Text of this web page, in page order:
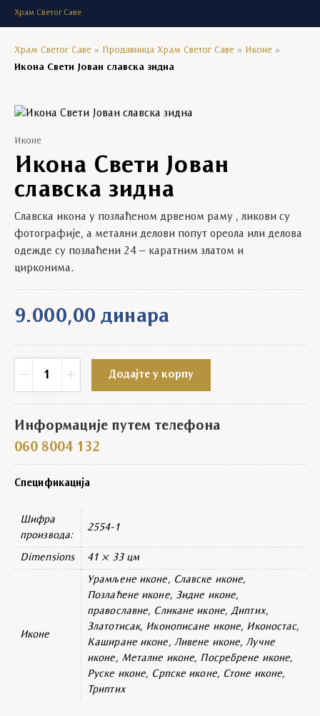
Храм Светог Саве
Храм Светог Саве » Продавница Храм Светог Саве » Иконе »
Икона Свети Јован славска зидна
Иконе
Икона Свети Јован
славска зидна
9.000,00динара
Славска икона у позлаћеном дрвеном раму , ликови су
фотографије, а метални делови попут ореола или делова
одежде су позлаћени 24 – каратним златом и
цирконима.
−
Икона Свети Јован славска зидна quantity
+ Додајте у корпу
Информације путем телефона
060 8004 132
Спецификација
Шифра
производа:
2554-1
Dimensions 41 × 33 цм
Иконе
Урамљене иконе, Славске иконе,
Позлаћене иконе, Зидне иконе,
православне, Сликане иконе, Диптих,
Златотисак, Иконописане иконе, Иконостас,
Каширане иконе, Ливене иконе, Лучне
иконе, Металне иконе, Посребрене иконе,
Руске иконе, Српске иконе, Стоне иконе,
Триптих